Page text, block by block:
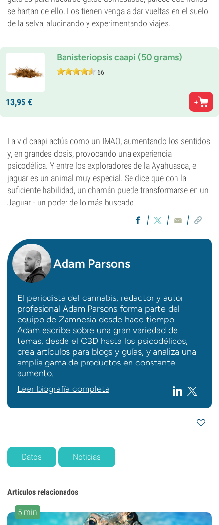
se hartan de ello. Los tienen venga a dar vueltas en el suelo
de la selva, alucinando y experimentando viajes.
Banisteriopsis caapi (50 grams)
66
13,95 €
La vid caapi actúa como un IMAO, aumentando los sentidos
y, en grandes dosis, provocando una experiencia
psicodélica. Y entre los exploradores de la Ayahuasca, el
jaguar es un animal muy especial. Se dice que con la
suficiente habilidad, un chamán puede transformarse en un
Jaguar - un poder de lo más buscado.
Adam Parsons
El periodista del cannabis, redactor y autor
profesional Adam Parsons forma parte del
equipo de Zamnesia desde hace tiempo.
Adam escribe sobre una gran variedad de
temas, desde el CBD hasta los psicodélicos,
crea artículos para blogs y guías, y analiza una
amplia gama de productos en constante
aumento.
Leer biografía completa
Datos Noticias
Artículos relacionados
5 min